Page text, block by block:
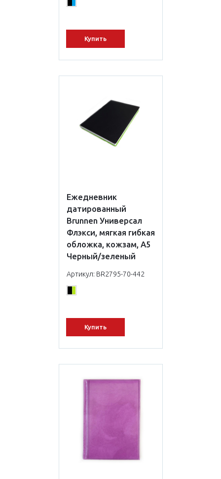
Купить
Ежедневник
датированный
Brunnen Универсал
Флэкси, мягкая гибкая
обложка, кожзам, А5
Черный/зеленый
Артикул: BR2795-70-442
Купить